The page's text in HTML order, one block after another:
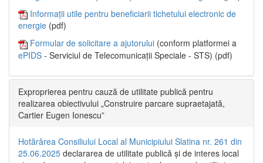
Informații utile pentru beneficiarii tichetului electronic de
energie (pdf)
Formular de solicitare a ajutorului (conform platformei a
ePIDS - Serviciul de Telecomunicații Speciale - STS) (pdf)
Exproprierea pentru cauză de utilitate publică pentru
realizarea obiectivului „Construire parcare supraetajată,
Cartier Eugen Ionescu”
Hotărârea Consiliului Local al Municipiului Slatina nr. 261 din
25.06.2025 declararea de utilitate publică și de interes local